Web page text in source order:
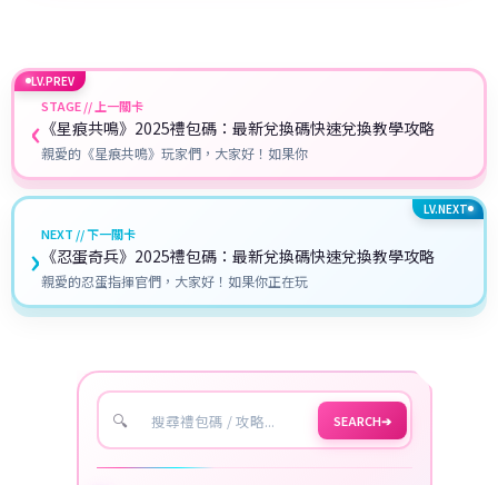
LV.PREV
‹STAGE // 上一關卡
《星痕共鳴》2025禮包碼：最新兌換碼快速兌換教學攻略
親愛的《星痕共鳴》玩家們，大家好！如果你
LV.NEXT
NEXT // 下一關卡
《忍蛋奇兵》2025禮包碼：最新兌換碼快速兌換教學攻略
親愛的忍蛋指揮官們，大家好！如果你正在玩
›
🔍 SEARCH➔